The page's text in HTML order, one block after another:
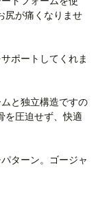
尻が痛くなりませ
ポートしてくれま
と独立構造ですの
を圧迫せず、快適
ターン。ゴージャ